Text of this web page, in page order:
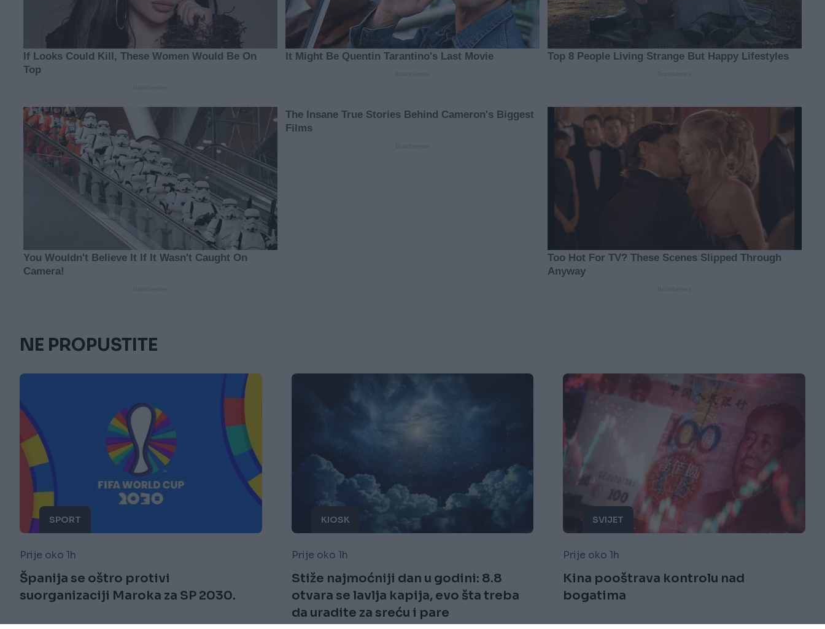
NE PROPUSTITE
SPORT
Prije oko 1h
Španija se oštro protivi
suorganizaciji Maroka za SP 2030.
KIOSK
Prije oko 1h
Stiže najmoćniji dan u godini: 8.8
otvara se lavlja kapija, evo šta treba
da uradite za sreću i pare
SVIJET
Prije oko 1h
Kina pooštrava kontrolu nad
bogatima